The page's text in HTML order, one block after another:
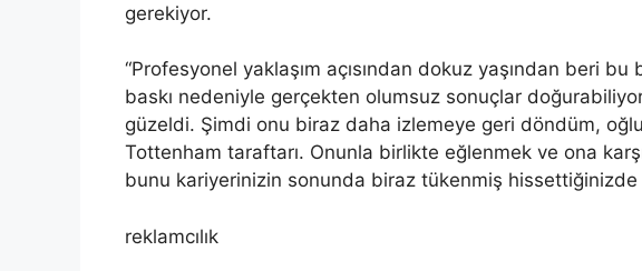
gerekiyor.
“Profesyonel yaklaşım açısından dokuz yaşından beri
baskı nedeniyle gerçekten olumsuz sonuçlar
güzeldi. Şimdi onu biraz daha izlemeye geri döndüm,
Tottenham taraftarı. Onunla birlikte eğlenmek ve ona
bunu kariyerinizin sonunda biraz tükenmiş hissettiğinizde
reklamcılık